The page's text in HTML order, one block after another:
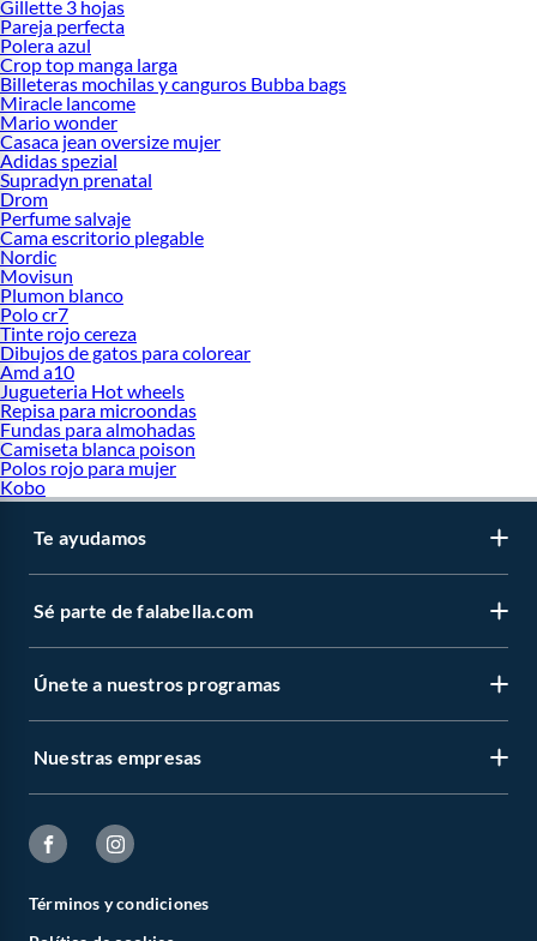
Gillette 3 hojas
Pareja perfecta
Polera azul
Crop top manga larga
Billeteras mochilas y canguros Bubba bags
Miracle lancome
Mario wonder
Casaca jean oversize mujer
Adidas spezial
Supradyn prenatal
Drom
Perfume salvaje
Cama escritorio plegable
Nordic
Movisun
Plumon blanco
Polo cr7
Tinte rojo cereza
Dibujos de gatos para colorear
Amd a10
Jugueteria Hot wheels
Repisa para microondas
Fundas para almohadas
Camiseta blanca poison
Polos rojo para mujer
Kobo
Te ayudamos
Sé parte de falabella.com
Únete a nuestros programas
Nuestras empresas
Términos y condiciones